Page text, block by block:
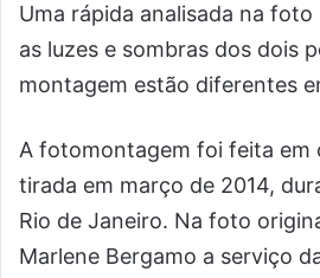
Uma rápida analisada na
as luzes e sombras dos dois
montagem estão diferentes
A fotomontagem foi feita em
tirada em março de 2014,
Rio de Janeiro. Na foto
Marlene Bergamo a serviço